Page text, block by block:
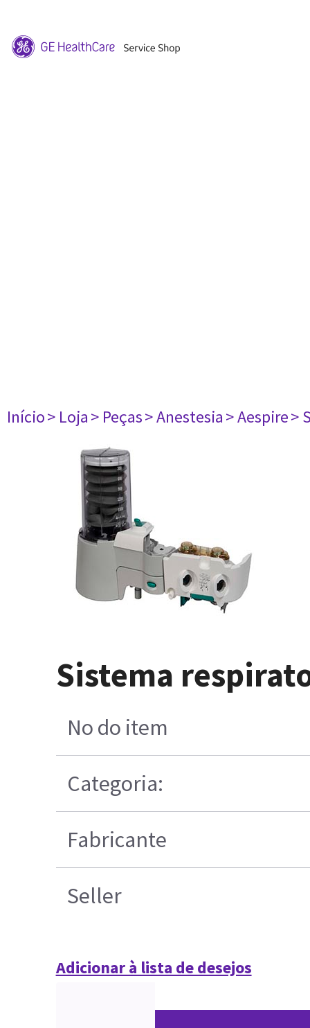
Início> Loja> Peças> Anestesia> Aespire>
Sistema
No do item
Categoria:
Fabricante
Seller
Adicionar à lista de desejos